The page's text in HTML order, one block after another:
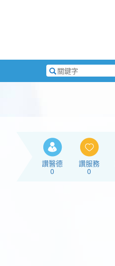
搜
尋
讚醫德
0
讚服務
0